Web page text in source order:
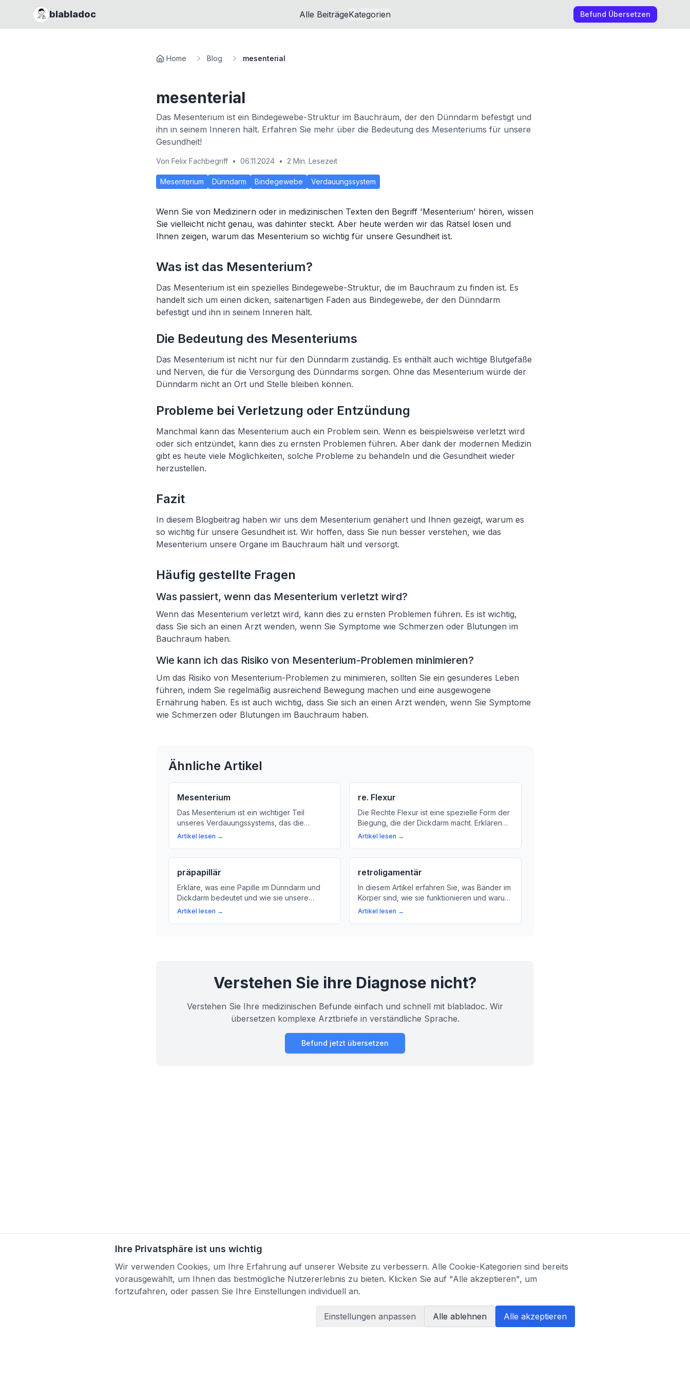
blabladoc Alle BeiträgeKategorien Befund Übersetzen
Home Blog mesenterial
mesenterial
Das Mesenterium ist ein Bindegewebe-Struktur im Bauchraum, der den Dünndarm befestigt und
ihn in seinem Inneren hält. Erfahren Sie mehr über die Bedeutung des Mesenteriums für unsere
Gesundheit!
Von Felix Fachbegriff • 06.11.2024 • 2 Min. Lesezeit
Mesenterium Dünndarm Bindegewebe Verdauungssystem
Wenn Sie von Medizinern oder in medizinischen Texten den Begriff 'Mesenterium' hören, wissen
Sie vielleicht nicht genau, was dahinter steckt. Aber heute werden wir das Rätsel lösen und
Ihnen zeigen, warum das Mesenterium so wichtig für unsere Gesundheit ist.
Was ist das Mesenterium?
Das Mesenterium ist ein spezielles Bindegewebe-Struktur, die im Bauchraum zu finden ist. Es
handelt sich um einen dicken, saitenartigen Faden aus Bindegewebe, der den Dünndarm
befestigt und ihn in seinem Inneren hält.
Die Bedeutung des Mesenteriums
Das Mesenterium ist nicht nur für den Dünndarm zuständig. Es enthält auch wichtige Blutgefäße
und Nerven, die für die Versorgung des Dünndarms sorgen. Ohne das Mesenterium würde der
Dünndarm nicht an Ort und Stelle bleiben können.
Probleme bei Verletzung oder Entzündung
Manchmal kann das Mesenterium auch ein Problem sein. Wenn es beispielsweise verletzt wird
oder sich entzündet, kann dies zu ernsten Problemen führen. Aber dank der modernen Medizin
gibt es heute viele Möglichkeiten, solche Probleme zu behandeln und die Gesundheit wieder
herzustellen.
Fazit
In diesem Blogbeitrag haben wir uns dem Mesenterium genähert und Ihnen gezeigt, warum es
so wichtig für unsere Gesundheit ist. Wir hoffen, dass Sie nun besser verstehen, wie das
Mesenterium unsere Organe im Bauchraum hält und versorgt.
Häufig gestellte Fragen
Was passiert, wenn das Mesenterium verletzt wird?
Wenn das Mesenterium verletzt wird, kann dies zu ernsten Problemen führen. Es ist wichtig,
dass Sie sich an einen Arzt wenden, wenn Sie Symptome wie Schmerzen oder Blutungen im
Bauchraum haben.
Wie kann ich das Risiko von Mesenterium-Problemen minimieren?
Um das Risiko von Mesenterium-Problemen zu minimieren, sollten Sie ein gesunderes Leben
führen, indem Sie regelmäßig ausreichend Bewegung machen und eine ausgewogene
Ernährung haben. Es ist auch wichtig, dass Sie sich an einen Arzt wenden, wenn Sie Symptome
wie Schmerzen oder Blutungen im Bauchraum haben.
Ähnliche Artikel
Mesenterium
Das Mesenterium ist ein wichtiger Teil
unseres Verdauungssystems, das die
verschiedenen Organe im Bauch hält und
Artikel lesen →
re. Flexur
Die Rechte Flexur ist eine spezielle Form der
Biegung, die der Dickdarm macht. Erklären
Sie sich mit uns und erfahren Sie mehr über
Artikel lesen →
präpapillär
Erkläre, was eine Papille im Dünndarm und
Dickdarm bedeutet und wie sie unsere
Verdauung unterstützt. Lernen Sie mehr über
Artikel lesen →
retroligamentär
In diesem Artikel erfahren Sie, was Bänder im
Körper sind, wie sie funktionieren und warum
ihre Bedeutung für unsere Gesundheit so
Artikel lesen →
Verstehen Sie ihre Diagnose nicht?
Verstehen Sie Ihre medizinischen Befunde einfach und schnell mit blabladoc. Wir
übersetzen komplexe Arztbriefe in verständliche Sprache.
Befund jetzt übersetzen
Ihre Privatsphäre ist uns wichtig
Wir verwenden Cookies, um Ihre Erfahrung auf unserer Website zu verbessern. Alle Cookie-Kategorien sind bereits
vorausgewählt, um Ihnen das bestmögliche Nutzererlebnis zu bieten. Klicken Sie auf "Alle akzeptieren", um
fortzufahren, oder passen Sie Ihre Einstellungen individuell an.
Einstellungen anpassen Alle ablehnen Alle akzeptieren